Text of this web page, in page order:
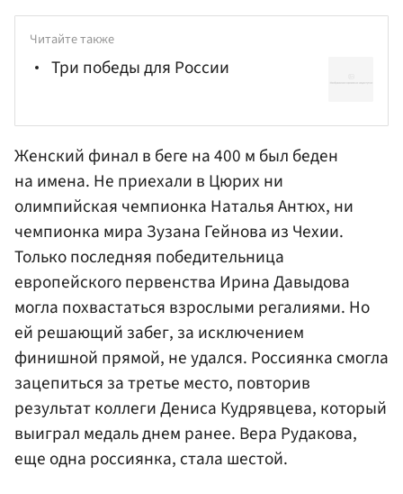
Читайте также
Три победы для России
Женский финал в беге на 400 м был беден
на имена. Не приехали в Цюрих ни
олимпийская чемпионка Наталья Антюх, ни
чемпионка мира Зузана Гейнова из Чехии.
Только последняя победительница
европейского первенства Ирина Давыдова
могла похвастаться взрослыми регалиями. Но
ей решающий забег, за исключением
финишной прямой, не удался. Россиянка смогла
зацепиться за третье место, повторив
результат коллегиДениса Кудрявцева, который
выиграл медаль днем ранее. Вера Рудакова,
еще одна россиянка, стала шестой.